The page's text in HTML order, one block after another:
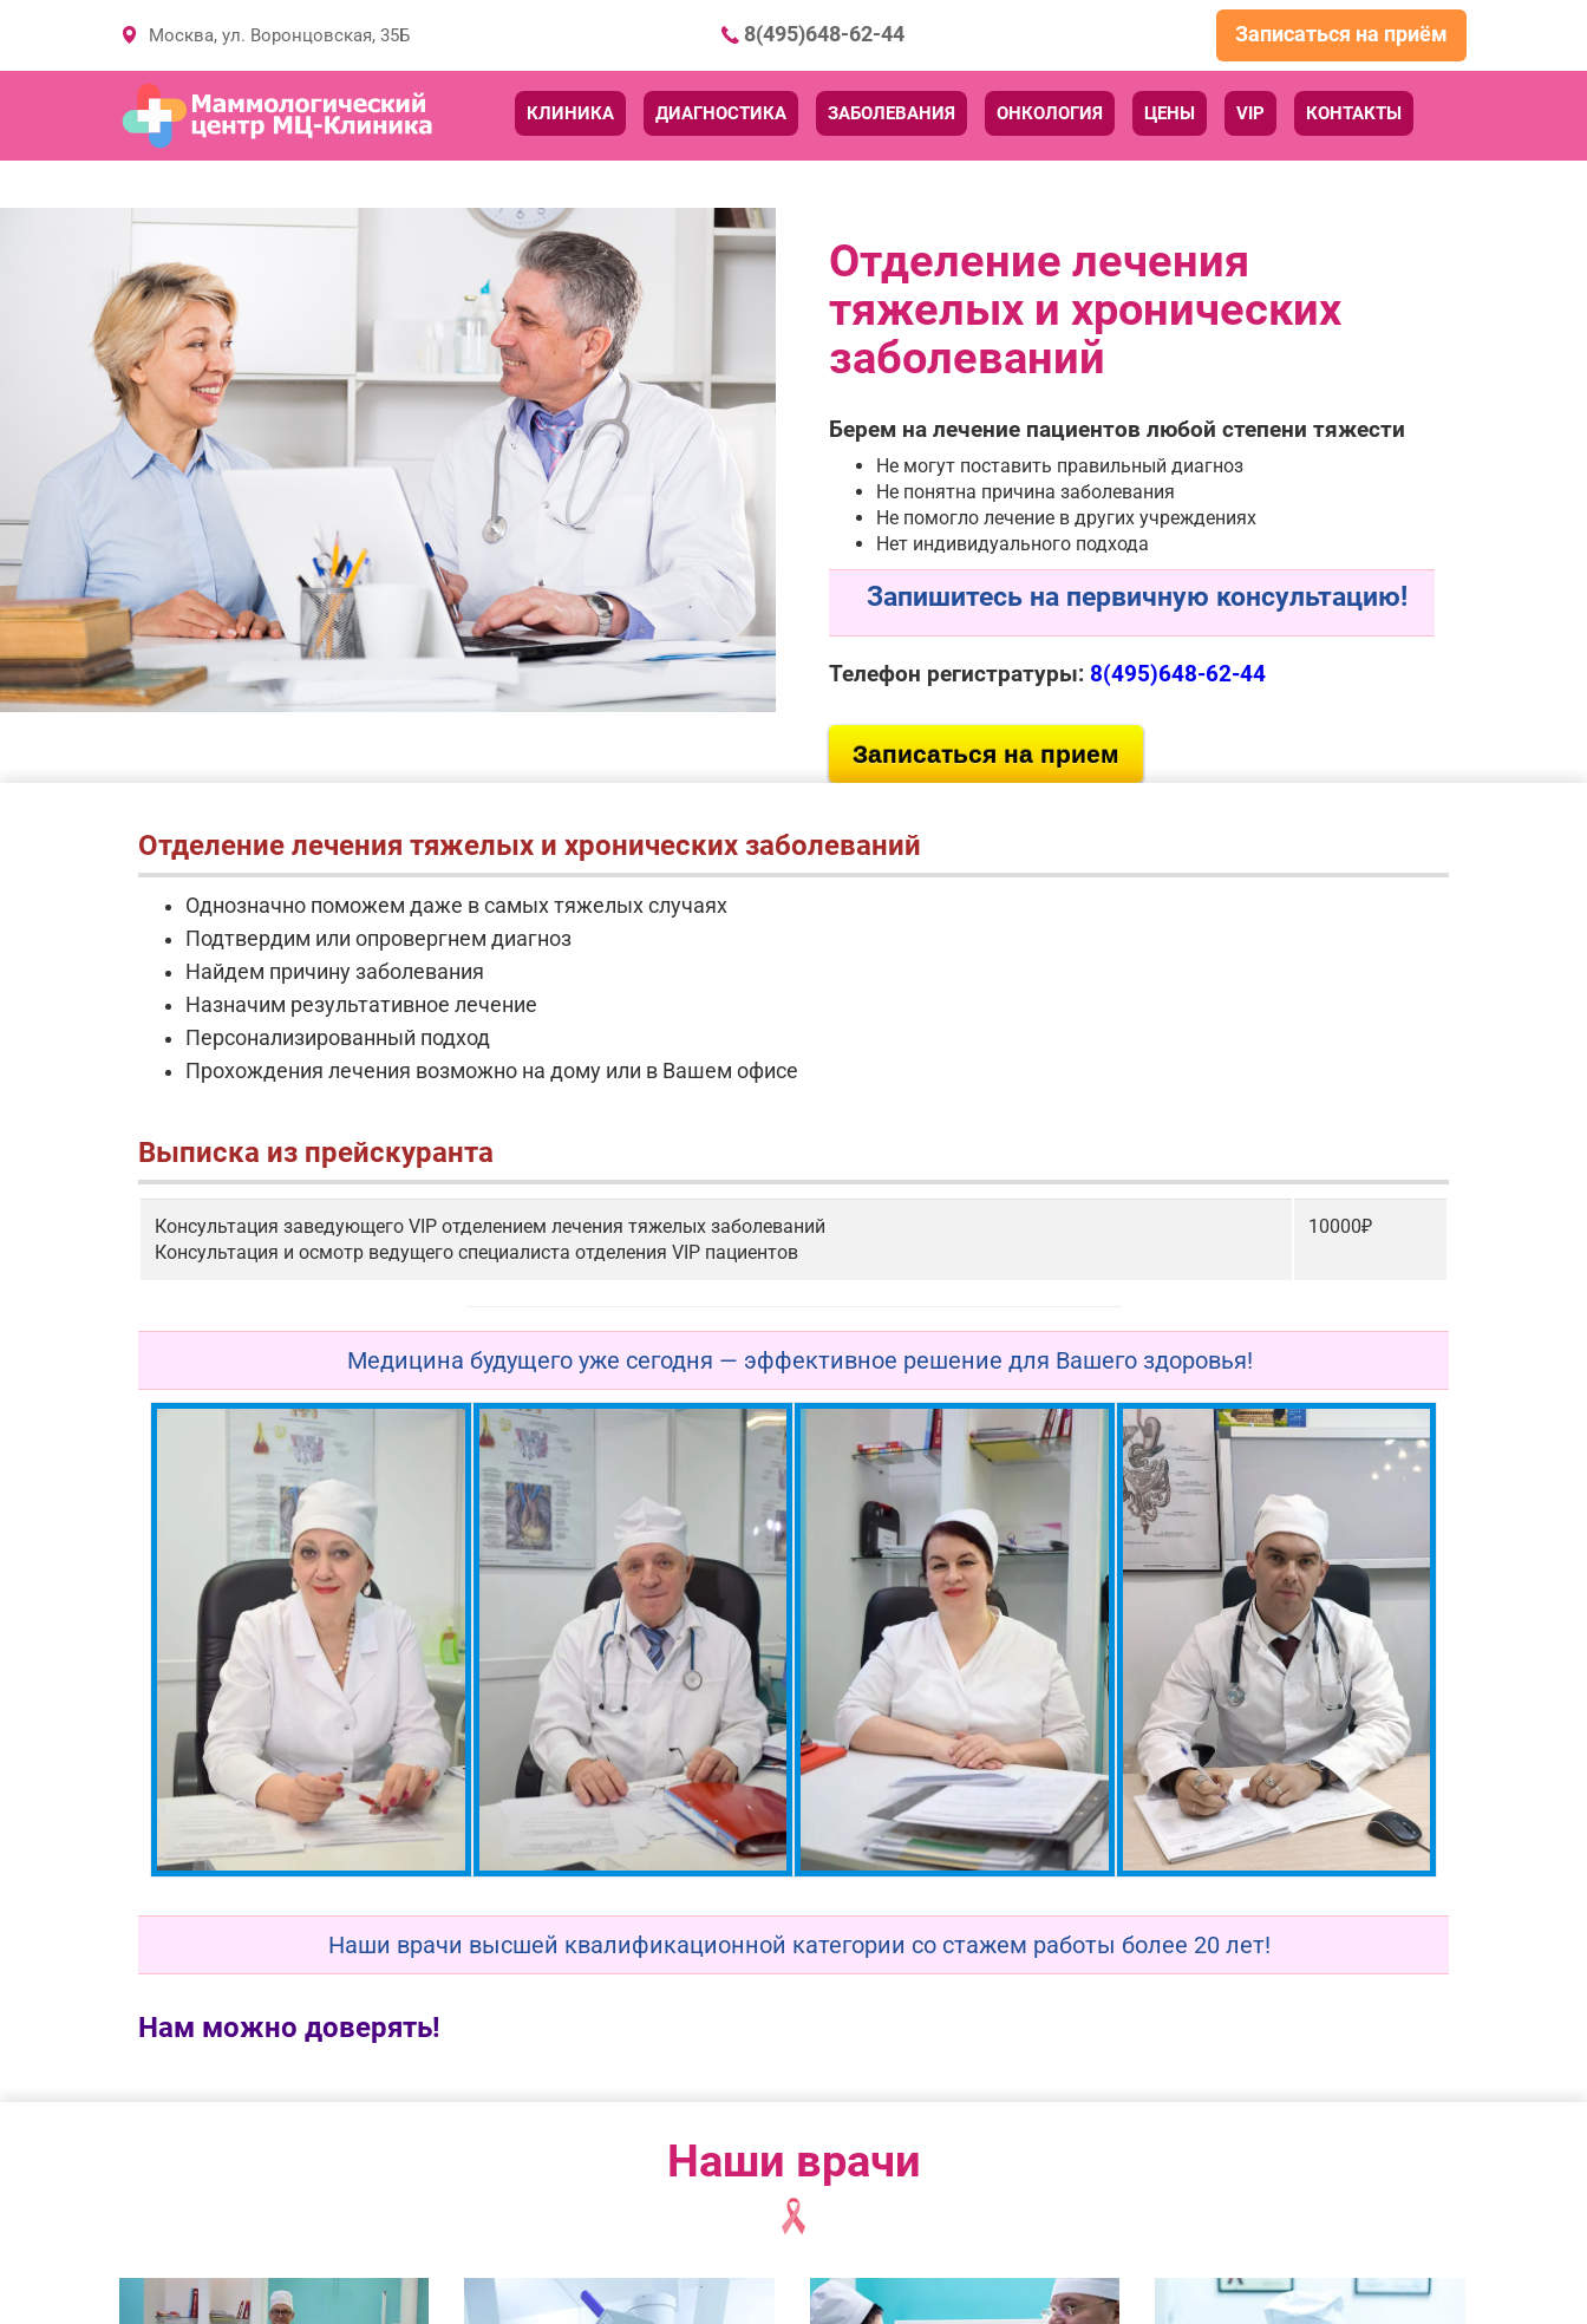
Москва, ул. Воронцовская, 35Б 8(495)648-62-44 Записаться на приём
КЛИНИКА ДИАГНОСТИКА ЗАБОЛЕВАНИЯ ОНКОЛОГИЯ ЦЕНЫ VIP КОНТАКТЫ
Отделение лечения
тяжелых и хронических
заболеваний
Берем на лечение пациентов любой степени тяжести
Не могут поставить правильный диагноз
Не понятна причина заболевания
Не помогло лечение в других учреждениях
Нет индивидуального подхода
Запишитесь на первичную консультацию!
Телефон регистратуры: 8(495)648-62-44
Записаться на прием
Отделение лечения тяжелых и хронических заболеваний
Однозначно поможем даже в самых тяжелых случаях
Подтвердим или опровергнем диагноз
Найдем причину заболевания
Назначим результативное лечение
Персонализированный подход
Прохождения лечения возможно на дому или в Вашем офисе
Выписка из прейскуранта
Консультация заведующего VIP отделением лечения тяжелых заболеваний
Консультация и осмотр ведущего специалиста отделения VIP пациентов
10000₽
Медицина будущего уже сегодня — эффективное решение для Вашего здоровья!
Наши врачи высшей квалификационной категории со стажем работы более 20 лет!
Нам можно доверять!
Наши врачи